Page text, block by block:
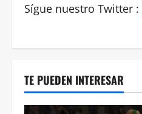
Sígue nuestro Twitter :
TE PUEDEN INTERESAR